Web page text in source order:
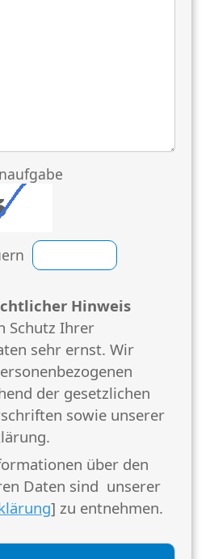
Sie dieses Feld leer
Hinweis
Schutz Ihrer
sehr ernst. Wir
der gesetzlichen
sowie unserer
über den
Daten sind unserer
] zu entnehmen.